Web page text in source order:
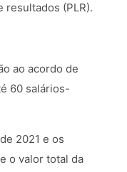
resultados (PLR).
ao acordo de
60 salários-
2021 e os
o valor total da